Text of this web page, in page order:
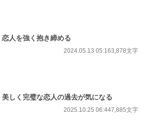
人を強く抱き締める
2024.05.13 05:163,878文字
美しく完璧な恋人の過去が気になる
2025.10.25 06:447,885文字